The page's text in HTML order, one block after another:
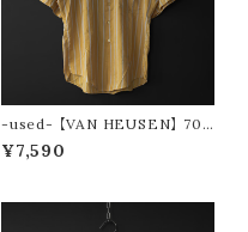
-used- 【VAN HEUSEN】 70s
stripe s/s shirt
¥7,590